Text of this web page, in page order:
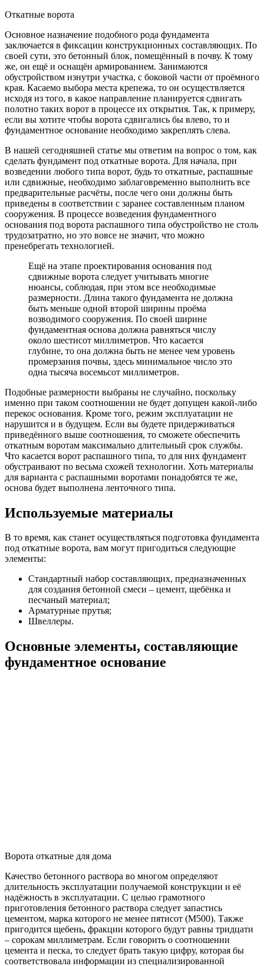
Откатные ворота
Основное назначение подобного рода фундамента
заключается в фиксации конструкционных составляющих. По
своей сути, это бетонный блок, помещённый в почву. К тому
же, он ещё и оснащён армированием. Занимаются
обустройством изнутри участка, с боковой части от проёмного
края. Касаемо выбора места крепежа, то он осуществляется
исходя из того, в какое направление планируется сдвигать
полотно таких ворот в процессе их открытия. Так, к примеру,
если вы хотите чтобы ворота сдвигались бы влево, то и
фундаментное основание необходимо закреплять слева.
В нашей сегодняшней статье мы ответим на вопрос о том, как
сделать фундамент под откатные ворота. Для начала, при
возведении любого типа ворот, будь то откатные, распашные
или сдвижные, необходимо заблаговременно выполнить все
предварительные расчёты, после чего они должны быть
приведены в соответствии с заранее составленным планом
сооружения. В процессе возведения фундаментного
основания под ворота распашного типа обустройство не столь
трудозатратно, но это вовсе не значит, что можно
пренебрегать технологией.
Ещё на этапе проектирования основания под
сдвижные ворота следует учитывать многие
нюансы, соблюдая, при этом все необходимые
размерности. Длина такого фундамента не должна
быть меньше одной второй ширины проёма
возводимого сооружения. По своей ширине
фундаментная основа должна равняться числу
около шестисот миллиметров. Что касается
глубине, то она должна быть не менее чем уровень
промерзания почвы, здесь минимальное число это
одна тысяча восемьсот миллиметров.
Подобные размерности выбраны не случайно, поскольку
именно при таком соотношении не будет допущен какой-либо
перекос основания. Кроме того, режим эксплуатации не
нарушится и в будущем. Если вы будете придерживаться
приведённого выше соотношения, то сможете обеспечить
откатным воротам максимально длительный срок службы.
Что касается ворот распашного типа, то для них фундамент
обустраивают по весьма схожей технологии. Хоть материалы
для варианта с распашными воротами понадобятся те же,
основа будет выполнена ленточного типа.
Используемые материалы
В то время, как станет осуществляться подготовка фундамента
под откатные ворота, вам могут пригодиться следующие
элементы:
Стандартный набор составляющих, предназначенных
для создания бетонной смеси – цемент, щебёнка и
песчаный материал;
Арматурные прутья;
Швеллеры.
Основные элементы, составляющие
фундаментное основание
Ворота откатные для дома
Качество бетонного раствора во многом определяют
длительность эксплуатации получаемой конструкции и её
надёжность в эксплуатации. С целью грамотного
приготовления бетонного раствора следует запастись
цементом, марка которого не менее пятисот (М500). Также
пригодится щебень, фракции которого будут равны тридцати
– сорокам миллиметрам. Если говорить о соотношении
цемента и песка, то следует брать такую цифру, которая бы
соответствовала информации из специализированной